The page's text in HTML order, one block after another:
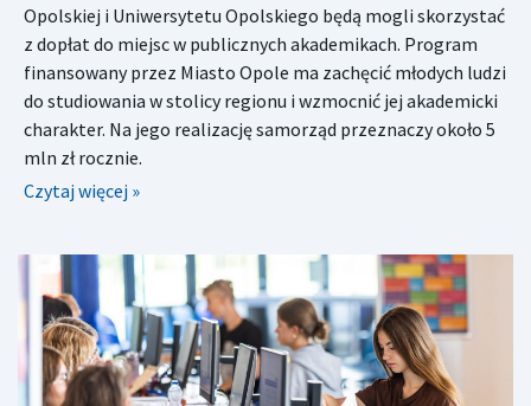
Opolskiej i Uniwersytetu Opolskiego będą mogli skorzystać
z dopłat do miejsc w publicznych akademikach. Program
finansowany przez Miasto Opole ma zachęcić młodych ludzi
do studiowania w stolicy regionu i wzmocnić jej akademicki
charakter. Na jego realizację samorząd przeznaczy około 5
mln zł rocznie.
Czytaj więcej »